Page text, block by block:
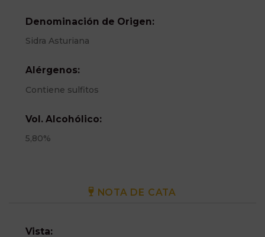
Denominación de Origen:
Sidra Asturiana
Alérgenos:
Contiene sulfitos
Vol. Alcohólico:
5,80%
NOTA DE CATA
Vista: